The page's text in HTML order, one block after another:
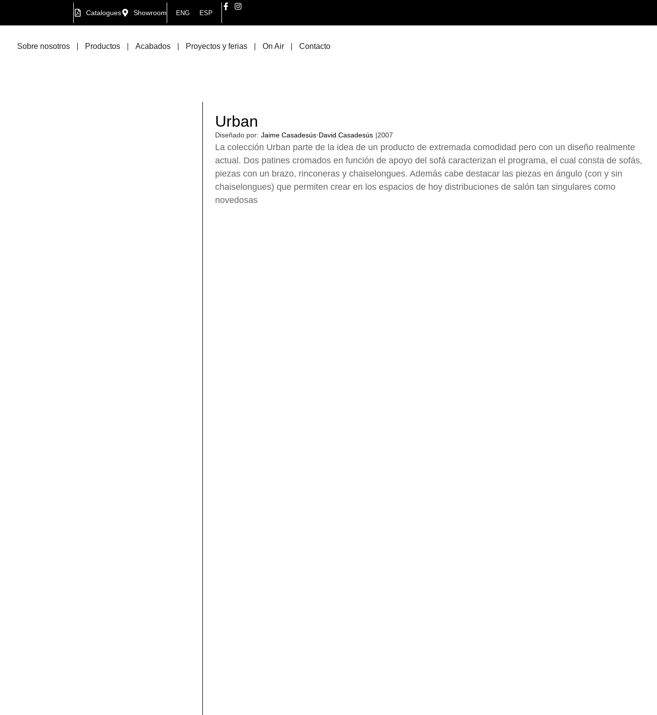
Catalogues Showroom ENG ESP
Sobre nosotros Productos Acabados Proyectos y ferias On Air Contacto
Urban
Diseñado por: Jaime Casadesús·David Casadesús |2007
La colección Urban parte de la idea de un producto de extremada comodidad pero con un diseño realmente
actual. Dos patines cromados en función de apoyo del sofá caracterizan el programa, el cual consta de sofás,
piezas con un brazo, rinconeras y chaiselongues. Además cabe destacar las piezas en ángulo (con y sin
chaiselongues) que permiten crear en los espacios de hoy distribuciones de salón tan singulares como
novedosas